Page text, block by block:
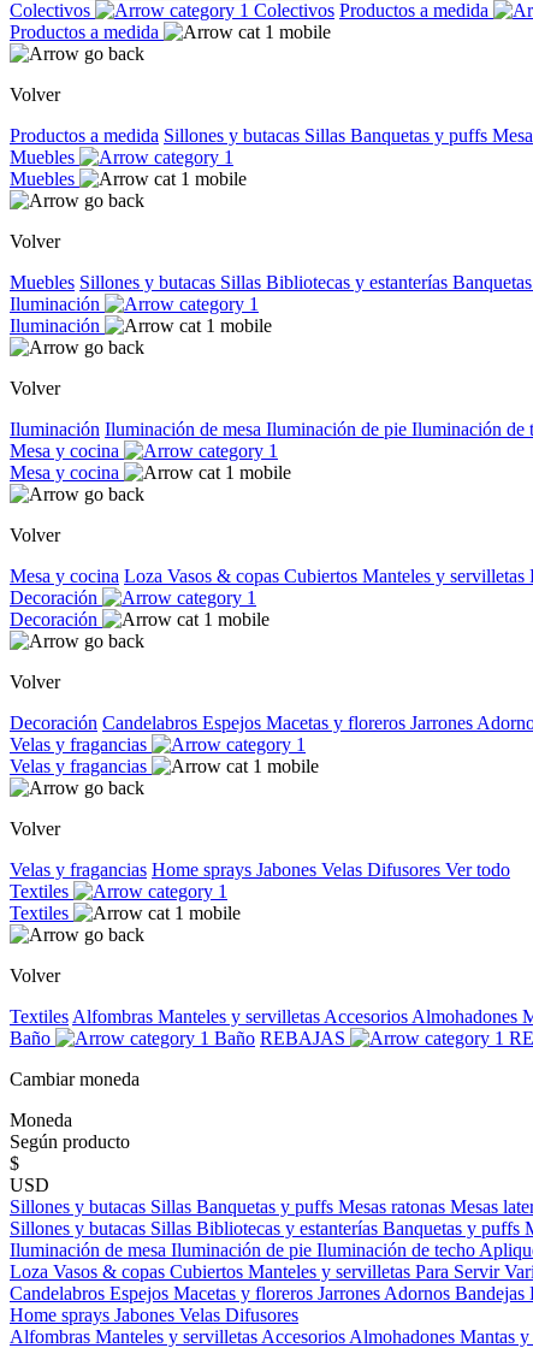
Colectivos Colectivos Productos a medida
Productos a medida
Volver
Productos a medida Sillones y butacas Sillas Banquetas y puffs
Muebles
Muebles
Volver
Muebles Sillones y butacas Sillas Bibliotecas y estanterías
Iluminación
Iluminación
Volver
Iluminación Iluminación de mesa Iluminación de pie Iluminación de
Mesa y cocina
Mesa y cocina
Volver
Mesa y cocina Loza Vasos & copas Cubiertos Manteles y servilletas
Decoración
Decoración
Volver
Decoración Candelabros Espejos Macetas y floreros Jarrones
Velas y fragancias
Velas y fragancias
Volver
Velas y fragancias Home sprays Jabones Velas Difusores Ver todo
Textiles
Textiles
Volver
Textiles Alfombras Manteles y servilletas Accesorios Almohadones
Baño
Baño REBAJAS
Cambiar moneda
Moneda
Según producto
$
USD
Sillones y butacas Sillas Banquetas y puffs Mesas ratonas Mesas
Sillones y butacas Sillas Bibliotecas y estanterías Banquetas y puffs
Iluminación de mesa Iluminación de pie Iluminación de techo
Loza Vasos & copas Cubiertos Manteles y servilletas Para Servir
Candelabros Espejos Macetas y floreros Jarrones Adornos Bandejas
Home sprays Jabones Velas Difusores
Alfombras Manteles y servilletas Accesorios Almohadones Mantas